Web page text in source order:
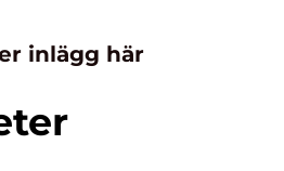
inlägg här